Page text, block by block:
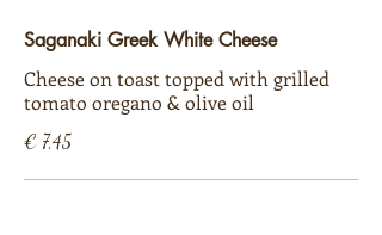
Saganaki Greek White Cheese
Cheese on toast topped with grilled
tomato oregano & olive oil
€ 7,45